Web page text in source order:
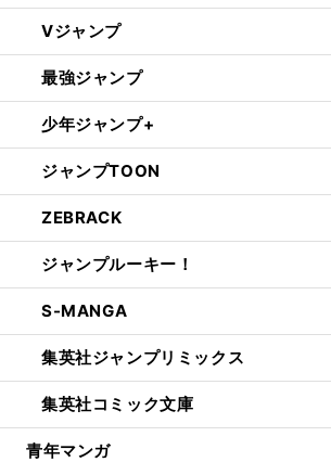
Vジャンプ
最強ジャンプ
少年ジャンプ+
ジャンプTOON
ZEBRACK
ジャンプルーキー！
S-MANGA
集英社ジャンプリミックス
集英社コミック文庫
青年マンガ